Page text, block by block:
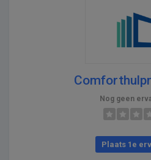
Nog geen
Plaats 1e